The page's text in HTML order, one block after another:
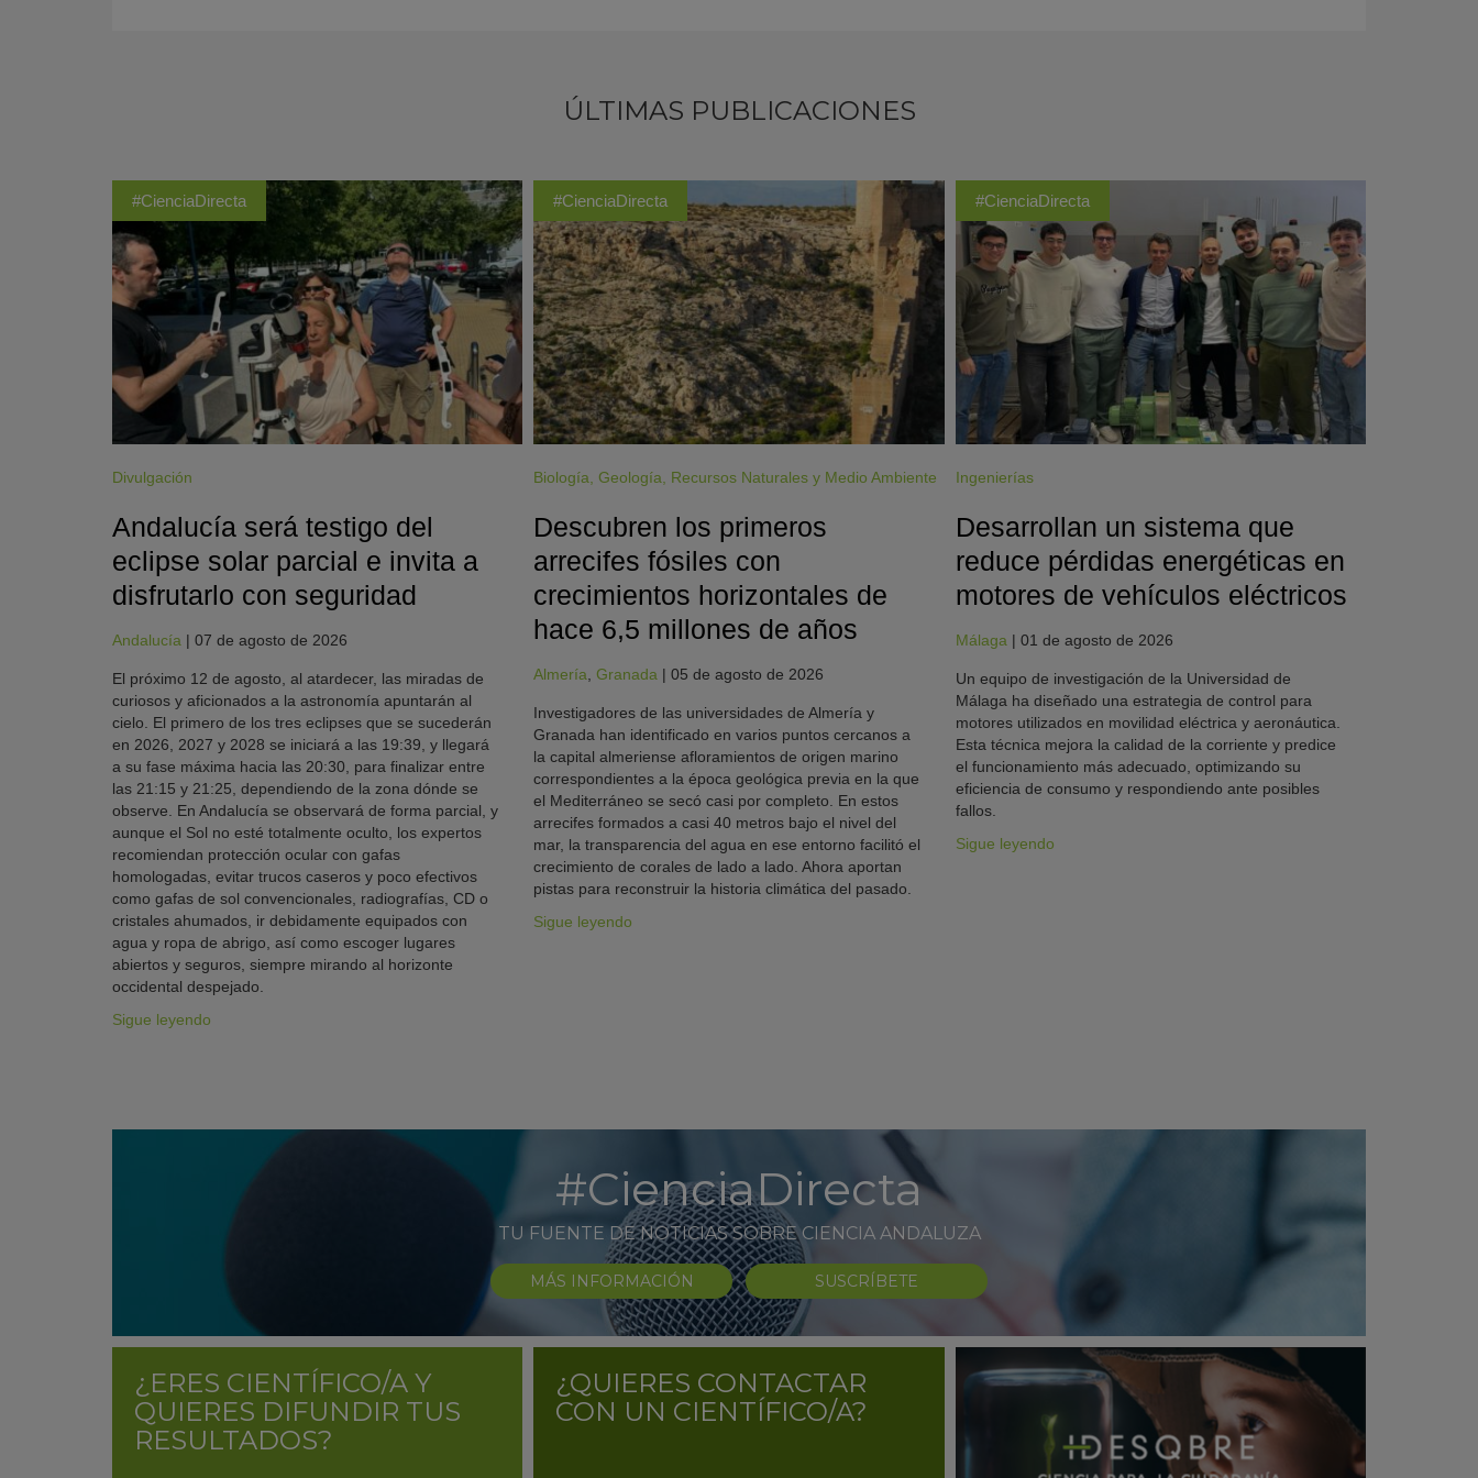
ÚLTIMAS PUBLICACIONES
#CienciaDirecta
Divulgación
Andalucía será testigo del
eclipse solar parcial e invita a
disfrutarlo con seguridad
Andalucía | 07 de agosto de 2026
El próximo 12 de agosto, al atardecer, las miradas de
curiosos y aficionados a la astronomía apuntarán al
cielo. El primero de los tres eclipses que se sucederán
en 2026, 2027 y 2028 se iniciará a las 19:39, y llegará
a su fase máxima hacia las 20:30, para finalizar entre
las 21:15 y 21:25, dependiendo de la zona dónde se
observe. En Andalucía se observará de forma parcial, y
aunque el Sol no esté totalmente oculto, los expertos
recomiendan protección ocular con gafas
homologadas, evitar trucos caseros y poco efectivos
como gafas de sol convencionales, radiografías, CD o
cristales ahumados, ir debidamente equipados con
agua y ropa de abrigo, así como escoger lugares
abiertos y seguros, siempre mirando al horizonte
occidental despejado.
Sigue leyendo
#CienciaDirecta
Biología ,Geología Recursos Naturales y Medio Ambiente
Descubren los primeros
arrecifes fósiles con
crecimientos horizontales de
hace 6,5 millones de años
Almería ,Granada |05 de agosto de 2026
Investigadores de las universidades de Almería y
Granada han identificado en varios puntos cercanos a
la capital almeriense afloramientos de origen marino
correspondientes a la época geológica previa en la que
el Mediterráneo se secó casi por completo. En estos
arrecifes formados a casi 40 metros bajo el nivel del
mar, la transparencia del agua en ese entorno facilitó el
crecimiento de corales de lado a lado. Ahora aportan
pistas para reconstruir la historia climática del pasado.
Sigue leyendo
#CienciaDirecta
Ingenierías
Desarrollan un sistema que
reduce pérdidas energéticas en
motores de vehículos eléctricos
Málaga | 01 de agosto de 2026
Un equipo de investigación de la Universidad de
Málaga ha diseñado una estrategia de control para
motores utilizados en movilidad eléctrica y aeronáutica.
Esta técnica mejora la calidad de la corriente y predice
el funcionamiento más adecuado, optimizando su
eficiencia de consumo y respondiendo ante posibles
fallos.
Sigue leyendo
#CienciaDirecta
TU FUENTE DE NOTICIAS SOBRE CIENCIA ANDALUZA
MÁS INFORMACIÓN SUSCRÍBETE
¿ERES CIENTÍFICO/A Y
QUIERES DIFUNDIR TUS
RESULTADOS?
¿QUIERES CONTACTAR
CON UN CIENTÍFICO/A?